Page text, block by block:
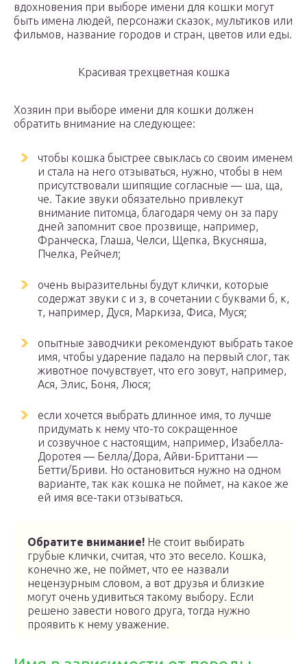
вдохновения при выборе имени для кошки могут
быть имена людей, персонажи сказок, мультиков или
фильмов, название городов и стран, цветов или еды.
Красивая трехцветная кошка
Хозяин при выборе имени для кошки должен
обратить внимание на следующее:
чтобы кошка быстрее свыклась со своим именем
и стала на него отзываться, нужно, чтобы в нем
присутствовали шипящие согласные — ша, ща,
че. Такие звуки обязательно привлекут
внимание питомца, благодаря чему он за пару
дней запомнит свое прозвище, например,
Франческа, Глаша, Челси, Щепка, Вкусняша,
Пчелка, Рейчел;
очень выразительны будут клички, которые
содержат звуки с и з, в сочетании с буквами б, к,
т, например, Дуся, Маркиза, Фиса, Муся;
опытные заводчики рекомендуют выбрать такое
имя, чтобы ударение падало на первый слог, так
животное почувствует, что его зовут, например,
Ася, Элис, Боня, Люся;
если хочется выбрать длинное имя, то лучше
придумать к нему что-то сокращенное
и созвучное с настоящим, например, Изабелла-
Доротея — Белла/Дора, Айви-Бриттани —
Бетти/Бриви. Но остановиться нужно на одном
варианте, так как кошка не поймет, на какое же
ей имя все-таки отзываться.
Обратите внимание! Не стоит выбирать
грубые клички, считая, что это весело. Кошка,
конечно же, не поймет, что ее назвали
нецензурным словом, а вот друзья и близкие
могут очень удивиться такому выбору. Если
решено завести нового друга, тогда нужно
проявить к нему уважение.